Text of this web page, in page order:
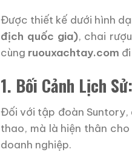
Được thiết kế dưới hình
địch quốc gia), chai
cùng ruouxachtay.com
1. Bối Cảnh Lịch
Đối với tập đoàn Suntory,
thao, mà là hiện thân
doanh nghiệp.